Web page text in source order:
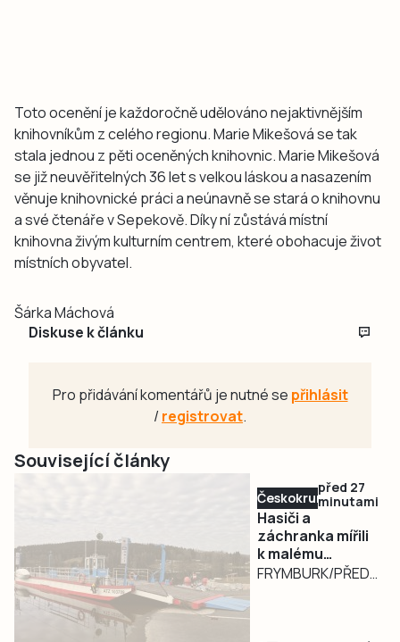
Toto ocenění je každoročně udělováno nejaktivnějším
knihovníkům z celého regionu. Marie Mikešová se tak
stala jednou z pěti oceněných knihovnic. Marie Mikešová
se již neuvěřitelných 36 let s velkou láskou a nasazením
věnuje knihovnické práci a neúnavně se stará o knihovnu
a své čtenáře v Sepekově. Díky ní zůstává místní
knihovna živým kulturním centrem, které obohacuje život
místních obyvatel.
Šárka Máchová
Diskuse k článku
Pro přidávání komentářů je nutné se přihlásit
/registrovat.
Související články
Českokrumlovsko
před 27
minutami
Hasiči a
záchranka mířili
k malému
pacientovi na
FRYMBURK/PŘEDNÍ
cyklistovi, který u